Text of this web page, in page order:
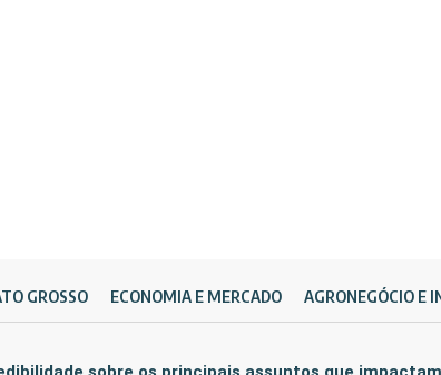
GROSSO ECONOMIA E MERCADO AGRONEGÓCIO E